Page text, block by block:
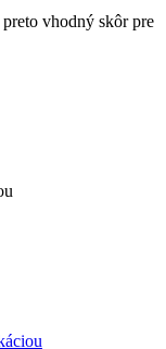
vhodný skôr pre